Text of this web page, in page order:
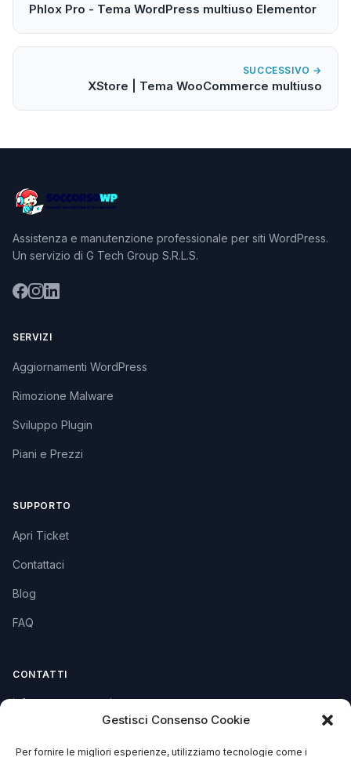
Gestisci Consenso Cookie
Per fornire le migliori esperienze, utilizziamo tecnologie come i
Phlox Pro - Tema WordPress multiuso Elementor
SUCCESSIVO →
XStore | Tema WooCommerce multiuso
Assistenza e manutenzione professionale per siti WordPress.
Un servizio di G Tech Group S.R.L.S.
SERVIZI
Aggiornamenti WordPress
Rimozione Malware
Sviluppo Plugin
Piani e Prezzi
SUPPORTO
Apri Ticket
Contattaci
Blog
FAQ
CONTATTI
info@soccorsowp.it